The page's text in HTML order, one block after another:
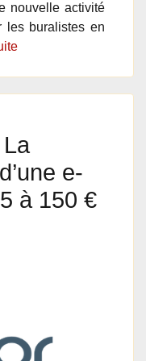
nouvelle activité
les buralistes en
La
e-
à 150 €